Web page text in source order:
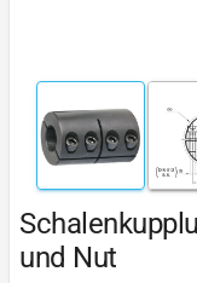
und Nut